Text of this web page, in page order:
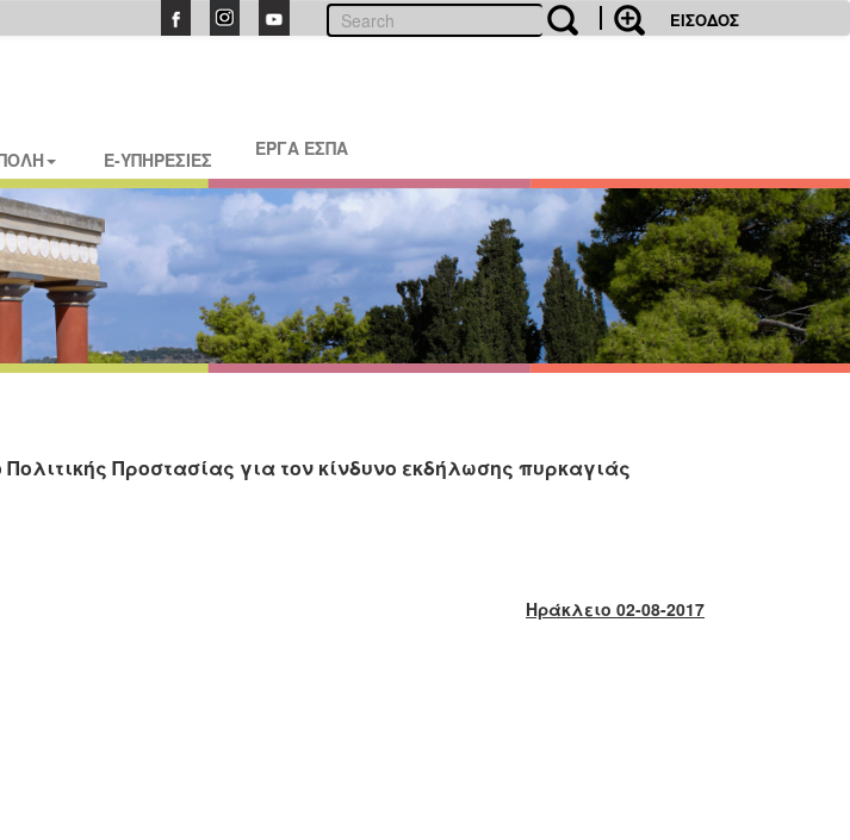
ΕΙΣΟΔΟΣ
E-ΥΠΗΡΕΣΙΕΣ ΕΡΓΑ ΕΣΠΑ
Προστασίας για τον κίνδυνο εκδήλωσης πυρκαγιάς
Ηράκλειο 02-08-2017